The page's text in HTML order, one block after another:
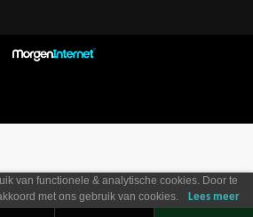
van functionele & analytische cookies. Door te
met ons gebruik van cookies.
Lees meer